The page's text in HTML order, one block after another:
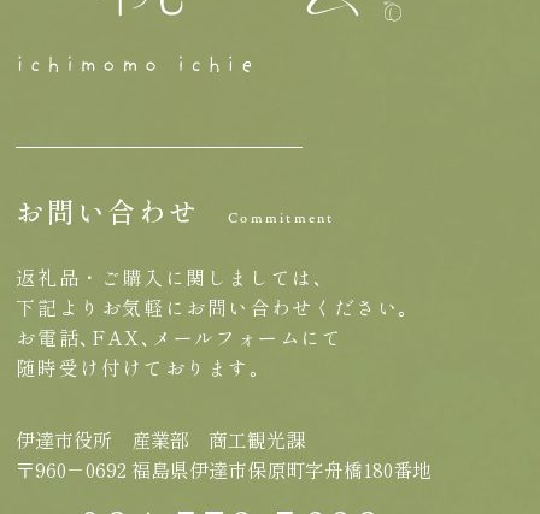
お問い合わせ Commitment
返礼品・ご購入に関しましては､
下記よりお気軽にお問い合わせください｡
お電話､FAX､メールフォームにて
随時受け付けております｡
伊達市役所 産業部 商工観光課
〒960－0692 福島県伊達市保原町字舟橋180番地